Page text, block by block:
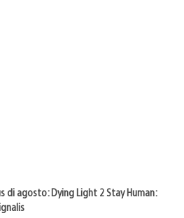
di agosto: Dying Light 2 Stay Human: